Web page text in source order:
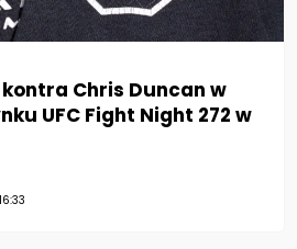
Chris Duncan w
UFC Fight Night 272 w